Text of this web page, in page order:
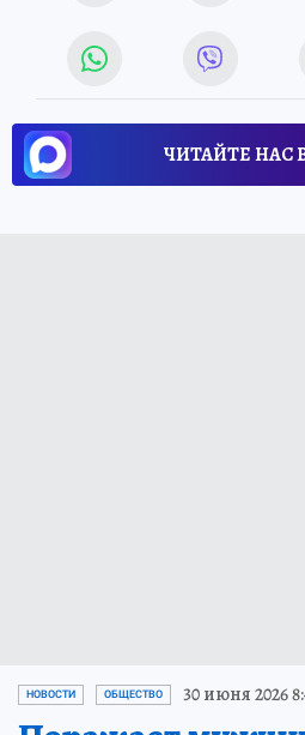
ЧИТАЙТЕ НАС
НОВОСТИ ОБЩЕСТВО 30 июня 2026